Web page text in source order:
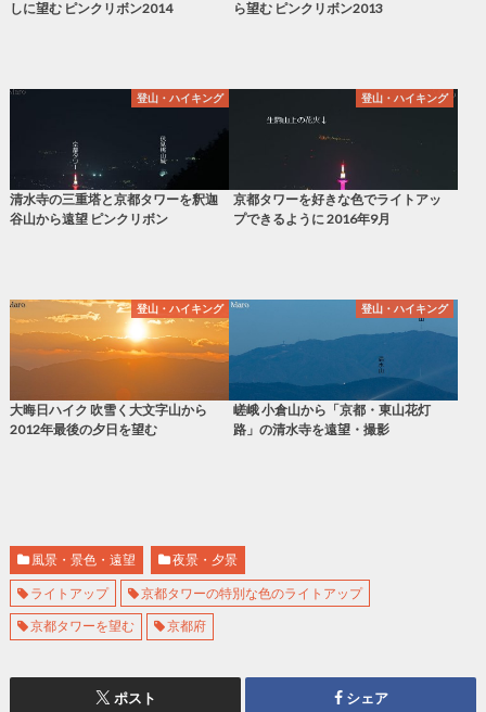
しに望む ピンクリボン2014 ら望む ピンクリボン2013
登山・ハイキング
清水寺の三重塔と京都タワーを釈迦
谷山から遠望 ピンクリボン
登山・ハイキング
京都タワーを好きな色でライトアッ
プできるように 2016年9月
登山・ハイキング
大晦日ハイク 吹雪く大文字山から
2012年最後の夕日を望む
登山・ハイキング
嵯峨 小倉山から「京都・東山花灯
路」の清水寺を遠望・撮影
風景・景色・遠望 夜景・夕景
ライトアップ 京都タワーの特別な色のライトアップ
京都タワーを望む 京都府
ポスト シェア